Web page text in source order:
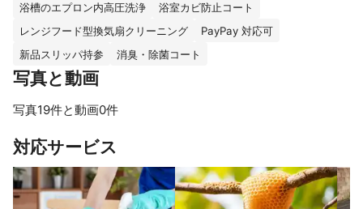
浴槽のエプロン内高圧洗浄
浴室カビ防止コート
レンジフード型換気扇クリーニング
PayPay 対応可
新品スリッパ持参
消臭・除菌コート
写真と動画
写真19件と動画0件
対応サービス